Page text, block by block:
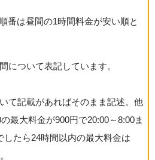
番は昼間の1時間料金が安い順と
について表記しています。
て記載があればそのまま記述。他
最大料金が900円で20:00～8:00ま
したら24時間以内の最大料金は